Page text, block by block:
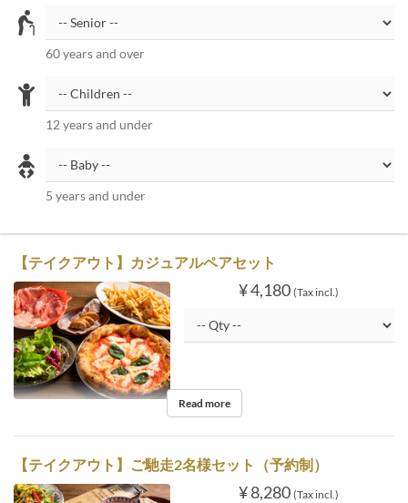
60 years and over
12 years and under
5 years and under
【テイクアウト】カジュアルペアセット
¥ 4,180 (Tax incl.)
Read more
【テイクアウト】ご馳走2名様セット（予約制）
¥ 8,280 (Tax incl.)